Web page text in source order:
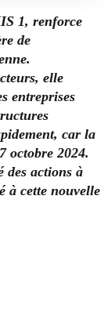
1, renforce
de
elle
entreprises
car la
octobre 2024.
des actions à
à cette nouvelle